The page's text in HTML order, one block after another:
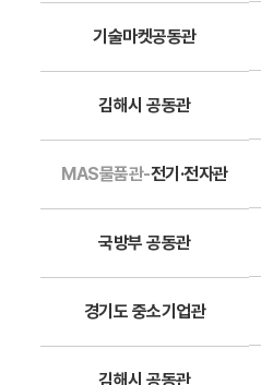
기술마켓공동관
김해시 공동관
MAS물품관-전기·전자관
국방부 공동관
경기도 중소기업관
김해시 공동관